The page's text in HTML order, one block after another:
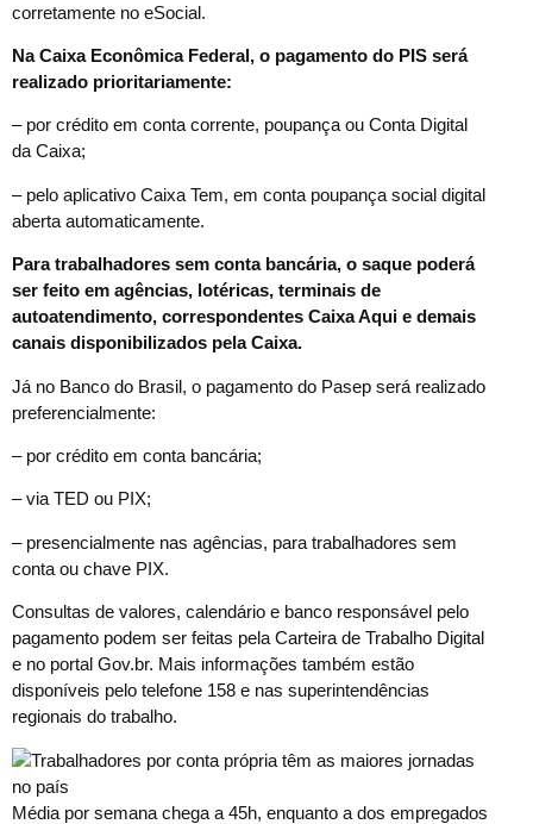
corretamente no eSocial.
Na Caixa Econômica Federal, o pagamento do PIS será
realizado prioritariamente:
– por crédito em conta corrente, poupança ou Conta Digital
da Caixa;
– pelo aplicativo Caixa Tem, em conta poupança social digital
aberta automaticamente.
Para trabalhadores sem conta bancária, o saque poderá
ser feito em agências, lotéricas, terminais de
autoatendimento, correspondentes Caixa Aqui e demais
canais disponibilizados pela Caixa.
Já no Banco do Brasil, o pagamento do Pasep será realizado
preferencialmente:
– por crédito em conta bancária;
– via TED ou PIX;
– presencialmente nas agências, para trabalhadores sem
conta ou chave PIX.
Consultas de valores, calendário e banco responsável pelo
pagamento podem ser feitas pela Carteira de Trabalho Digital
e no portal Gov.br. Mais informações também estão
disponíveis pelo telefone 158 e nas superintendências
regionais do trabalho.
Média por semana chega a 45h, enquanto a dos empregados